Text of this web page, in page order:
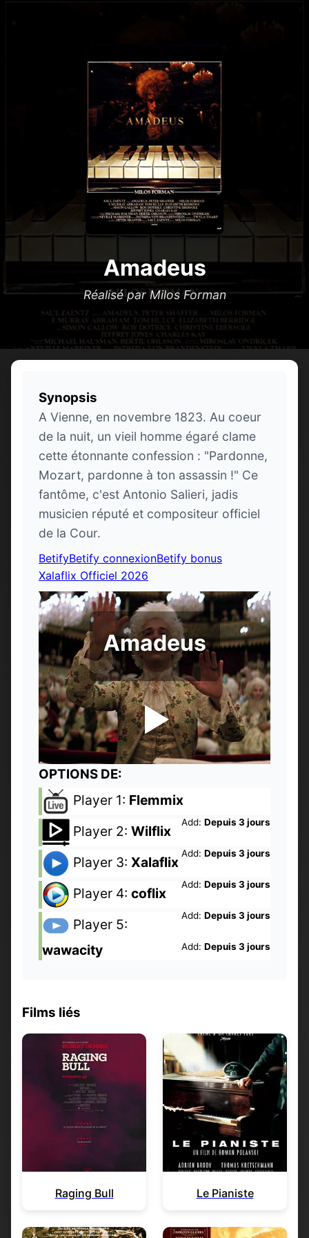
Amadeus
Réalisé par Milos Forman
Synopsis
A Vienne, en novembre 1823. Au coeur
de la nuit, un vieil homme égaré clame
cette étonnante confession : "Pardonne,
Mozart, pardonne à ton assassin !" Ce
fantôme, c'est Antonio Salieri, jadis
musicien réputé et compositeur officiel
de la Cour.
BetifyBetify connexionBetify bonus
Xalaflix Officiel 2026
Amadeus
OPTIONS DE:
Player 1: Flemmix
Add: Depuis 3 jours
Player 2: Wilflix
Add: Depuis 3 jours
Player 3: Xalaflix
Add: Depuis 3 jours
Player 4: coflix
Add: Depuis 3 jours
Player 5:
wawacity
Add: Depuis 3 jours
Films liés
Raging Bull Le Pianiste